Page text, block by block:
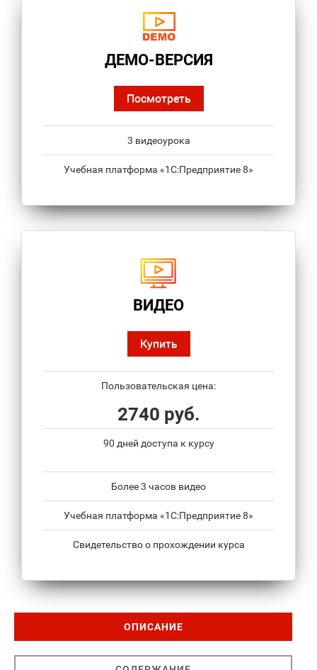
ДЕМО-ВЕРСИЯ
Посмотреть
3 видеоурока
Учебная платформа «1С:Предприятие 8»
ВИДЕО
Купить
Пользовательская цена:
2740 руб.
90 дней доступа к курсу
Более 3 часов видео
Учебная платформа «1С:Предприятие 8»
Свидетельство о прохождении курса
ОПИСАНИЕ